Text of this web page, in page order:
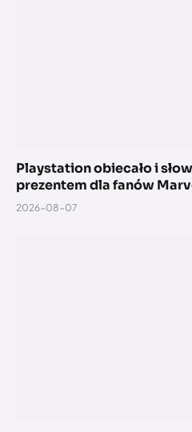
Playstation obiecało i
prezentem dla fanów
2026-08-07